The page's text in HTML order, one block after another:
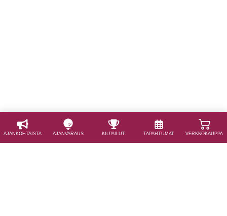
AJAN­KOHTAISTA AJAN­VARAUS KILPAILUT TAPAHTUMAT VERKKOKAUPPA